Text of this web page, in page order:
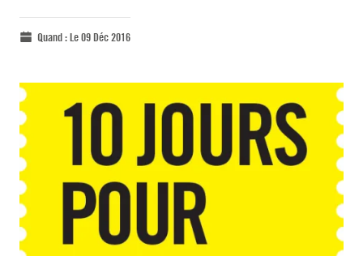
Quand :Le 09 Déc 2016